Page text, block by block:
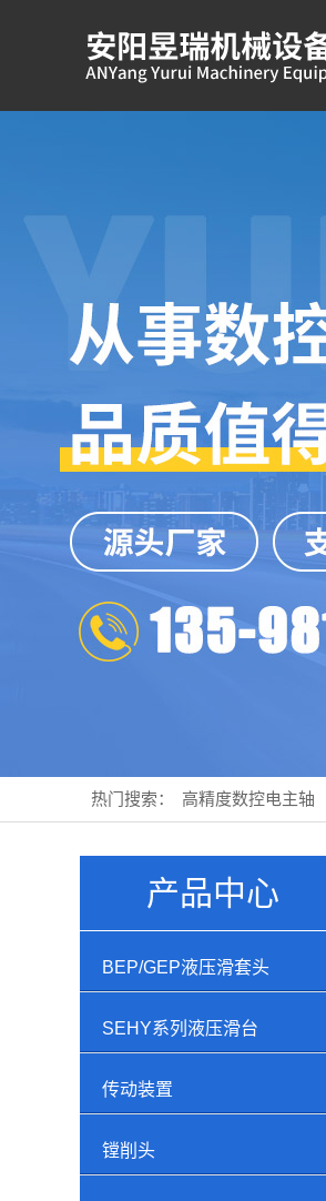
热门搜索： 高精度数控电主轴
产品中心
BEP/GEP液压滑套头
SEHY系列液压滑台
传动装置
镗削头